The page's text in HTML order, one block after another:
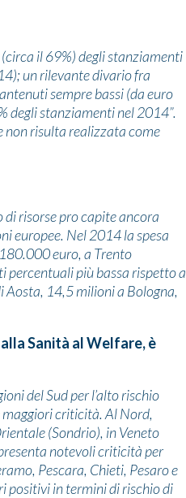
il 69%) degli stanziamenti
un rilevante divario fra
sempre bassi (da euro
stanziamenti nel 2014”.
non risulta realizzata come
di risorse pro capite ancora
europee. Nel 2014 la spesa
euro, a Trento
percentuali più bassa rispetto a
Aosta, 14,5 milioni a Bologna,
Sanità al Welfare, è
del Sud per l’alto rischio
maggiori criticità. Al Nord,
(Sondrio), in Veneto
notevoli criticità per
Pescara, Chieti, Pesaro e
positivi in termini di rischio di